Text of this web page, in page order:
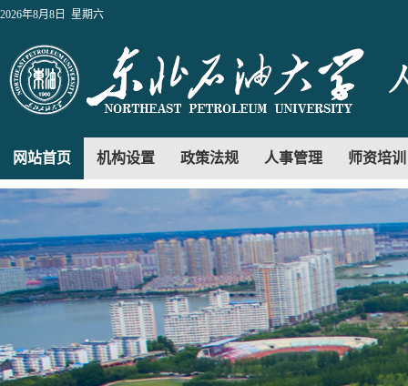
2026年8月8日 星期六
网站首页 机构设置 政策法规 人事管理 师资培训